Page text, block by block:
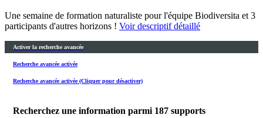
Une semaine de formation naturaliste pour l'équipe Biodiversita et 3
participants d'autres horizons ! Voir descriptif détaillé
Activer la recherche avancée
Recherche avancée activée
Recherche avancée activée (Cliquer pour désactiver)
Recherchez une information parmi 187 supports